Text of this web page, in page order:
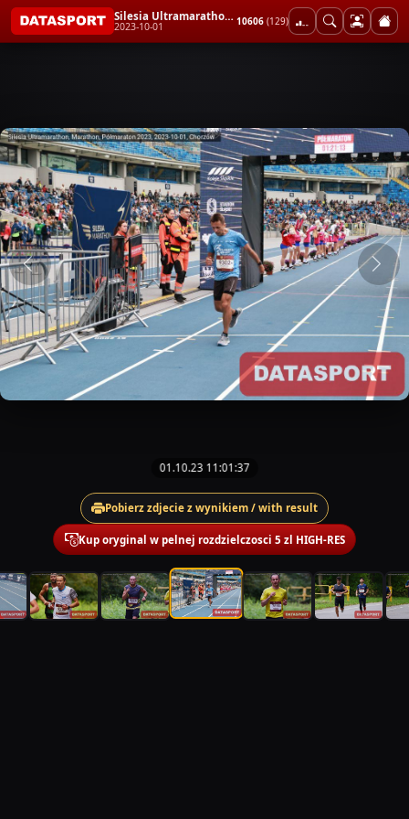
Silesia Ultramarathon, Marathon, Półmaraton 2023
2023-10-01 10606 (129)
01.10.23 11:01:37
Pobierz zdjecie z wynikiem / with result
Kup oryginal w pelnej rozdzielczosci 5 zl HIGH-RES